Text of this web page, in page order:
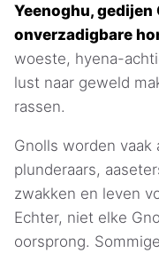
Yeenoghu, gedijen
onverzadigbare
woeste, hyena-
lust naar geweld
rassen.
Gnolls worden vaak
plunderaars,
zwakken en leven
Echter, niet elke
oorsprong.